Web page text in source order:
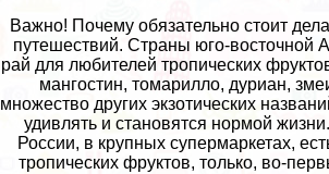
Важно! Почему обязательно стоит
путешествий. Страны юго-восточной
рай для любителей тропических
мангостин, томарилло, дуриан,
множество других экзотических
удивлять и становятся нормой
России, в крупных супермаркетах,
тропических фруктов, только, во-